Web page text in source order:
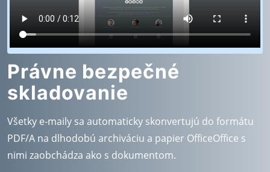
Právne bezpečné
skladovanie
Všetky e-maily sa automaticky skonvertujú do formátu
PDF/A na dlhodobú archiváciu a papier OfficeOffice s
nimi zaobchádza ako s dokumentom.